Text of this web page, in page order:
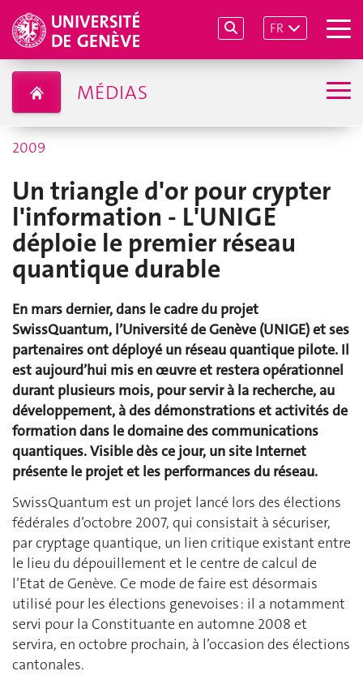
FR
MÉDIAS
2009
Un triangle d'or pour crypter
l'information - L'UNIGE
déploie le premier réseau
quantique durable
En mars dernier, dans le cadre du projet
SwissQuantum, l’Université de Genève (UNIGE) et ses
partenaires ont déployé un réseau quantique pilote. Il
est aujourd’hui mis en œuvre et restera opérationnel
durant plusieurs mois, pour servir à la recherche, au
développement, à des démonstrations et activités de
formation dans le domaine des communications
quantiques. Visible dès ce jour, un site Internet
présente le projet et les performances du réseau.
SwissQuantum est un projet lancé lors des élections
fédérales d’octobre 2007, qui consistait à sécuriser,
par cryptage quantique, un lien critique existant entre
le lieu du dépouillement et le centre de calcul de
l’Etat de Genève. Ce mode de faire est désormais
utilisé pour les élections genevoises : il a notamment
servi pour la Constituante en automne 2008 et
servira, en octobre prochain, à l’occasion des élections
cantonales.